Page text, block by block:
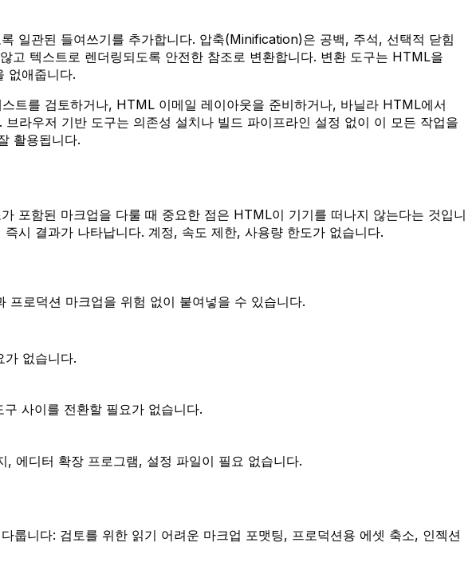
일관된 들여쓰기를 추가합니다. 압축(Minification)은 공백, 주석, 선택적 닫힘
텍스트로 렌더링되도록 안전한 참조로 변환합니다. 변환 도구는 HTML을
없애줍니다.
트를 검토하거나, HTML 이메일 레이아웃을 준비하거나, 바닐라 HTML에서
라우저 기반 도구는 의존성 설치나 빌드 파이프라인 설정 없이 이 모든 작업을
활용됩니다.
포함된 마크업을 다룰 때 중요한 점은 HTML이 기기를 떠나지 않는다는 것입니
시 결과가 나타납니다. 계정, 속도 제한, 사용량 한도가 없습니다.
로덕션 마크업을 위험 없이 붙여넣을 수 있습니다.
가 없습니다.
사이를 전환할 필요가 없습니다.
에디터 확장 프로그램, 설정 파일이 필요 없습니다.
니다: 검토를 위한 읽기 어려운 마크업 포맷팅, 프로덕션용 에셋 축소, 인젝션